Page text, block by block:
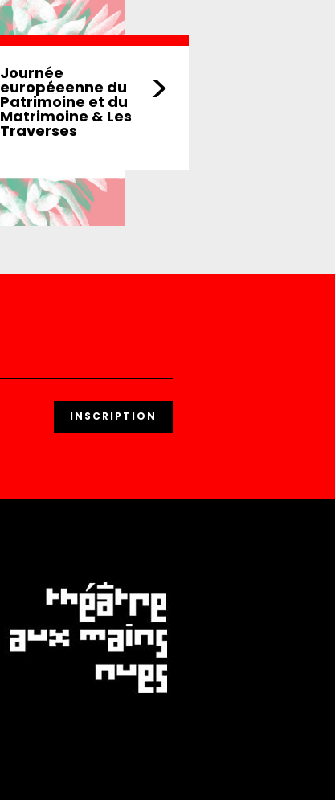
Journée
européeenne du
Patrimoine et du
Matrimoine & Les
Traverses
>